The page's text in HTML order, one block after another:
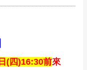
(四)16:30前來